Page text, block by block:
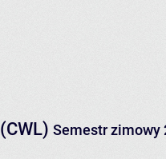
Semestr zimowy